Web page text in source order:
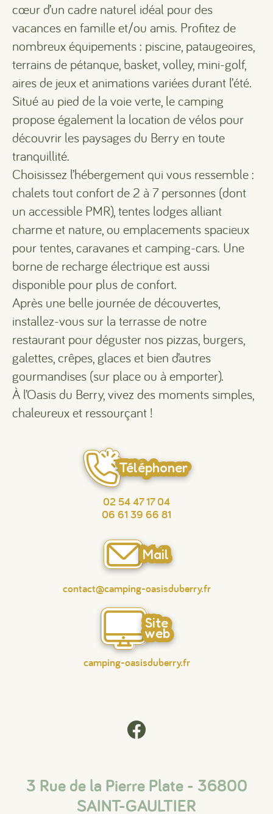
cœur d’un cadre naturel idéal pour des
vacances en famille et/ou amis. Profitez de
nombreux équipements : piscine, pataugeoires,
terrains de pétanque, basket, volley, mini-golf,
aires de jeux et animations variées durant l’été.
Situé au pied de la voie verte, le camping
propose également la location de vélos pour
découvrir les paysages du Berry en toute
tranquillité.
Choisissez l’hébergement qui vous ressemble :
chalets tout confort de 2 à 7 personnes (dont
un accessible PMR), tentes lodges alliant
charme et nature, ou emplacements spacieux
pour tentes, caravanes et camping-cars. Une
borne de recharge électrique est aussi
disponible pour plus de confort.
Après une belle journée de découvertes,
installez-vous sur la terrasse de notre
restaurant pour déguster nos pizzas, burgers,
galettes, crêpes, glaces et bien d’autres
gourmandises (sur place ou à emporter).
À l’Oasis du Berry, vivez des moments simples,
chaleureux et ressourçant !
Téléphoner
02 54 47 17 04
06 61 39 66 81
Mail
contact@camping-oasisduberry.fr
Site
web
camping-oasisduberry.fr
3 Rue de la Pierre Plate - 36800
SAINT-GAULTIER